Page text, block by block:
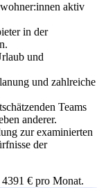
aktiv
in der
und
und zahlreiche
Teams
anderer.
zur examinierten
der
€ pro Monat.